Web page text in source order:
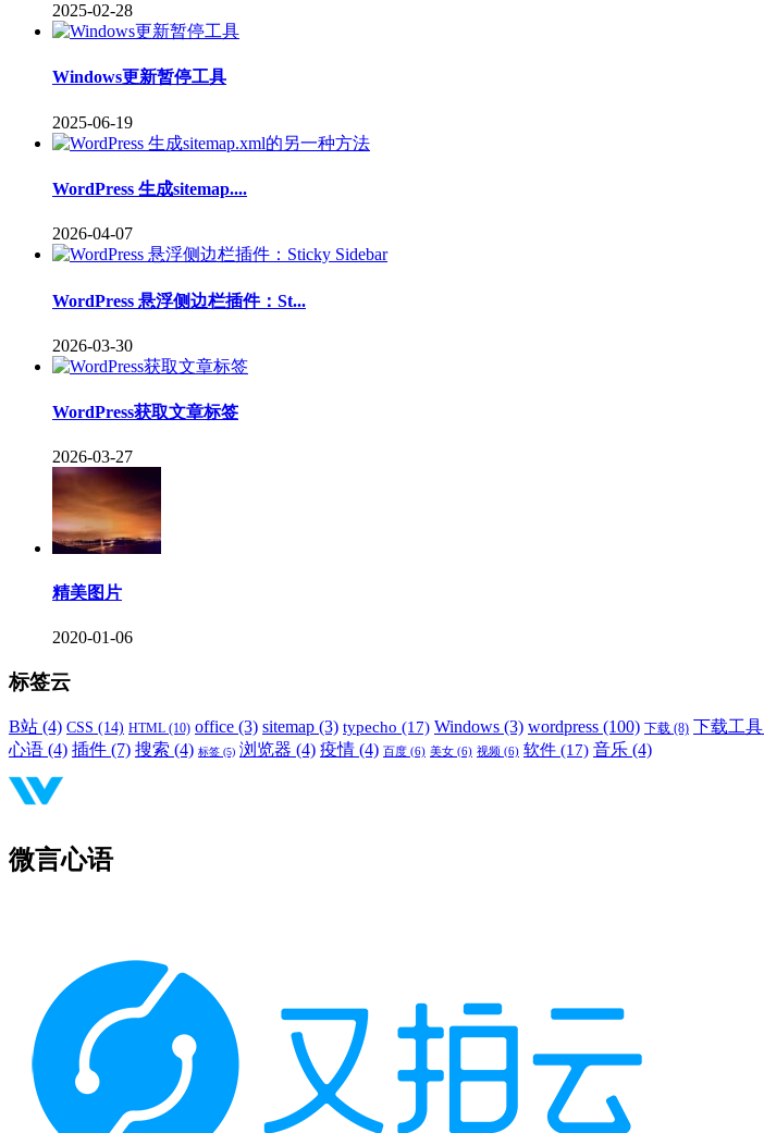
2025-02-28
Windows更新暂停工具
2025-06-19
WordPress 生成sitemap....
2026-04-07
WordPress 悬浮侧边栏插件：St...
2026-03-30
WordPress获取文章标签
2026-03-27
精美图片
2020-01-06
标签云
B站 (4) CSS (14) HTML (10) office (3) sitemap (3) typecho (17) Windows (3) wordpress (100) 下载 (8) 下载工具
心语 (4) 插件 (7) 搜索 (4) 标签 (5) 浏览器 (4) 疫情 (4) 百度 (6) 美女 (6) 视频 (6) 软件 (17) 音乐 (4)
微言心语